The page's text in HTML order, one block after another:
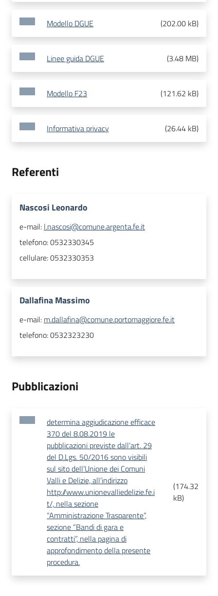
Modello DGUE (202.00 kB)
Linee guida DGUE (3.48 MB)
Modello F23 (121.62 kB)
Informativa privacy (26.44 kB)
Referenti
Nascosi Leonardo
e-mail: l.nascosi@comune.argenta.fe.it
telefono:0532330345
cellulare:0532330353
Dallafina Massimo
e-mail: m.dallafina@comune.portomaggiore.fe.it
telefono:0532323230
Pubblicazioni
determina aggiudicazione efficace
370 del 8.08.2019 le
pubblicazioni previste dall’art. 29
del D.Lgs. 50/2016 sono visibili
sul sito dell’Unione dei Comuni
Valli e Delizie, all’indirizzo
http://www.unionevalliedelizie.fe.i
t/, nella sezione
“Amministrazione Trasparente”,
sezione “Bandi di gara e
contratti”, nella pagina di
approfondimento della presente
procedura.
(174.32
kB)